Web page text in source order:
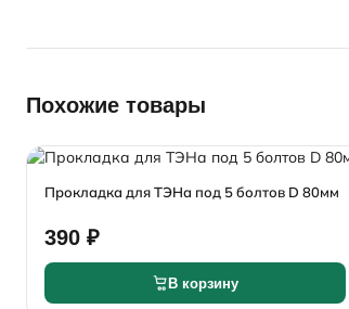
Похожие товары
Прокладка для ТЭНа под 5 болтов D 80мм
390 ₽
В корзину